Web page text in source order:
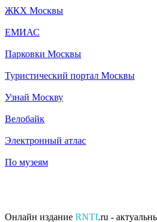
ЖКХ Москвы
ЕМИАС
Парковки Москвы
Туристический портал Москвы
Узнай Москву
Велобайк
Электронный атлас
По музеям
Онлайн издание RNTI.ru -